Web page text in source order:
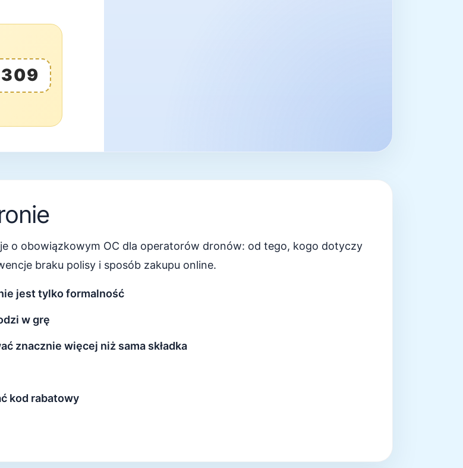
o obowiązkowym OC dla operatorów dronów: od tego, kogo dotyczy
braku polisy i sposób zakupu online.
jest tylko formalność
w grę
znacznie więcej niż sama składka
kod rabatowy